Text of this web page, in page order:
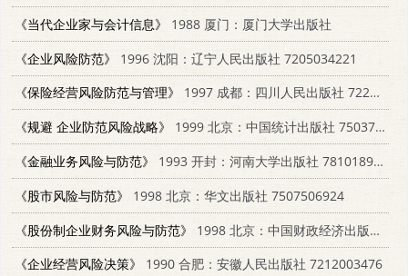
《当代企业家与会计信息》
1988 厦门：厦门大学出版社
《企业风险防范》
1996 沈阳：辽宁人民出版社 7205034221
《保险经营风险防范与管理》
1997 成都：四川人民出版社 7220036604
《规避 企业防范风险战略》
1999 北京：中国统计出版社 7503728639
《金融业务风险与防范》
1993 开封：河南大学出版社 7810189794
《股市风险与防范》
1998 北京：华文出版社 7507506924
《股份制企业财务风险与防范》
1998 北京：中国财政经济出版社 7500538316
《企业经营风险决策》
1990 合肥：安徽人民出版社 7212003476